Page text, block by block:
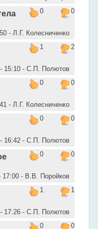
0
0
- Л.Г. Колесниченко
1
2
15:10 - C.П. Полютов
0
0
- Л.Г. Колесниченко
0
0
16:42 - C.П. Полютов
0
0
17:00 - В.В. Поройков
1
1
17:26 - C.П. Полютов
0
0